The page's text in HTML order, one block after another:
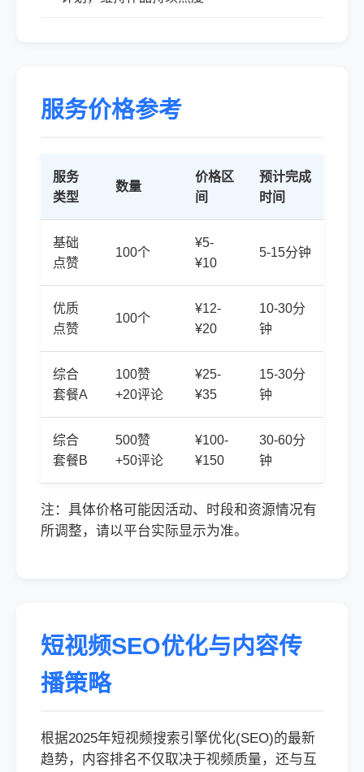
服务价格参考
服务
类型
数量
价格区
间
预计完成
时间
基础
点赞
100个
¥5-
¥10
5-15分钟
优质
点赞
100个
¥12-
¥20
10-30分
钟
综合
套餐A
100赞
+20评论
¥25-
¥35
15-30分
钟
综合
套餐B
500赞
+50评论
¥100-
¥150
30-60分
钟
注：具体价格可能因活动、时段和资源情况有
所调整，请以平台实际显示为准。
短视频SEO优化与内容传
播策略
根据2025年短视频搜索引擎优化(SEO)的最新
趋势，内容排名不仅取决于视频质量，还与互